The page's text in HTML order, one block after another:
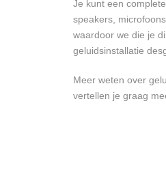
Je kunt een
speakers,
waardoor we die je
geluidsinstallatie
Meer weten over
vertellen je graag